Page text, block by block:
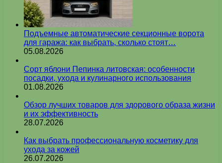
Подъемные автоматические секционные ворота
для гаража: как выбрать, сколько стоят…
05.08.2026
Сорт яблони Пепинка литовская: особенности
посадки, ухода и кулинарного использования
01.08.2026
Обзор лучших товаров для здорового образа жизни
и их эффективность
28.07.2026
Как выбрать профессиональную косметику для
ухода за кожей
26.07.2026